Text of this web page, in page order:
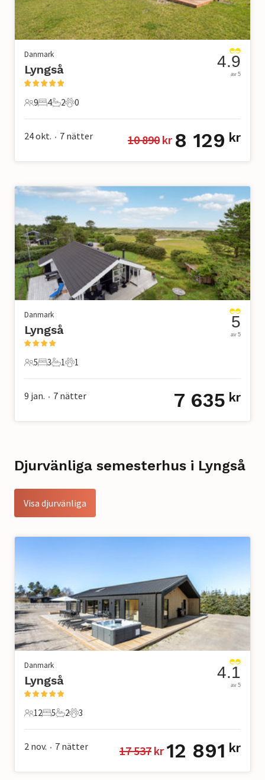
Danmark
Lyngså
9 Gäster
9
4 Sovrum
4
2 Badrum
2
0 Husdjur
0
4.9
av 5
24 okt. • 7 nätter 10 890 kr 8 129 kr
Danmark
Lyngså
5 Gäster
5
3 Sovrum
3
1 Badrum
1
1 Husdjur
1
5
av 5
9 jan. • 7 nätter 7 635 kr
Djurvänliga semesterhus i Lyngså
Visa djurvänliga
Danmark
Lyngså
12 Gäster
12
5 Sovrum
5
2 Badrum
2
3 Husdjur
3
4.1
av 5
2 nov. • 7 nätter 17 537 kr 12 891 kr